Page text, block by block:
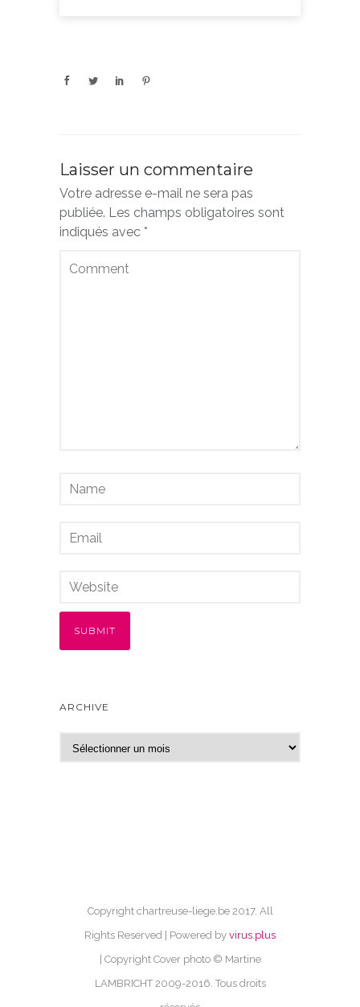
Laisser un commentaire
Votre adresse e-mail ne sera pas
publiée. Les champs obligatoires sont
indiqués avec *
ARCHIVE
r
Copyright chartreuse-liege.be 2017. All
Rights Reserved | Powered by virus.plus
| Copyright Cover photo © Martine
LAMBRICHT 2009-2016. Tous droits